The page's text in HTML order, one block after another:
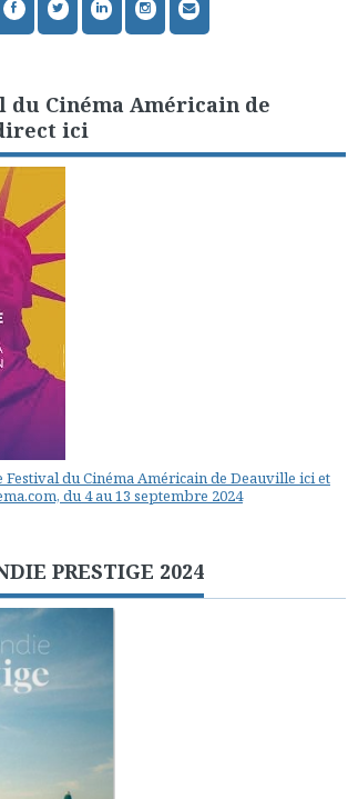
du Cinéma Américain de
ici
Festival du Cinéma Américain de Deauville ici et
du 4 au 13 septembre 2024
PRESTIGE 2024